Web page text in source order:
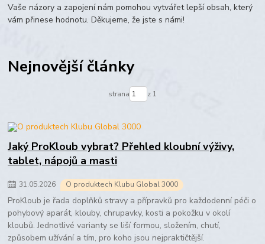
Vaše názory a zapojení nám pomohou vytvářet lepší obsah, který
vám přinese hodnotu. Děkujeme, že jste s námi!
Nejnovější články
strana z 1
Jaký ProKloub vybrat? Přehled kloubní výživy,
tablet, nápojů a masti
31.05.2026 O produktech Klubu Global 3000
ProKloub je řada doplňků stravy a přípravků pro každodenní péči o
pohybový aparát, klouby, chrupavky, kosti a pokožku v okolí
kloubů. Jednotlivé varianty se liší formou, složením, chutí,
způsobem užívání a tím, pro koho jsou nejpraktičtější.